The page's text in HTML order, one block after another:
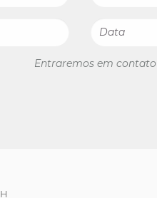
Entraremos em